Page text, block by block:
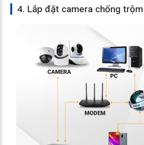
4. Lắp đặt camera chống